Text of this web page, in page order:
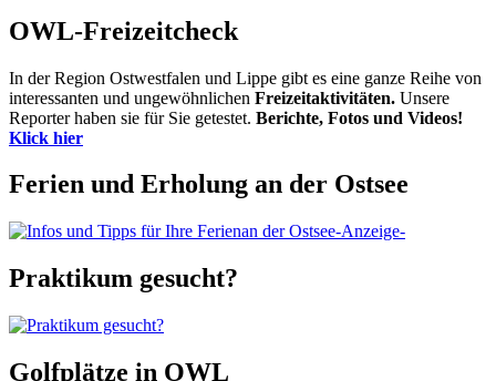
OWL-Freizeitcheck
In der Region Ostwestfalen und Lippe gibt es eine ganze Reihe von
interessanten und ungewöhnlichen Freizeitaktivitäten. Unsere
Reporter haben sie für Sie getestet. Berichte, Fotos und Videos!
Klick hier
Ferien und Erholung an der Ostsee
-Anzeige-
Praktikum gesucht?
Golfplätze in OWL